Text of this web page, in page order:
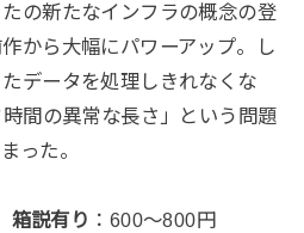
たの新たなインフラの概念の登
から大幅にパワーアップ。し
データを処理しきれなくな
間の異常な長さ」という問題
った。
箱説有り ：600～800円